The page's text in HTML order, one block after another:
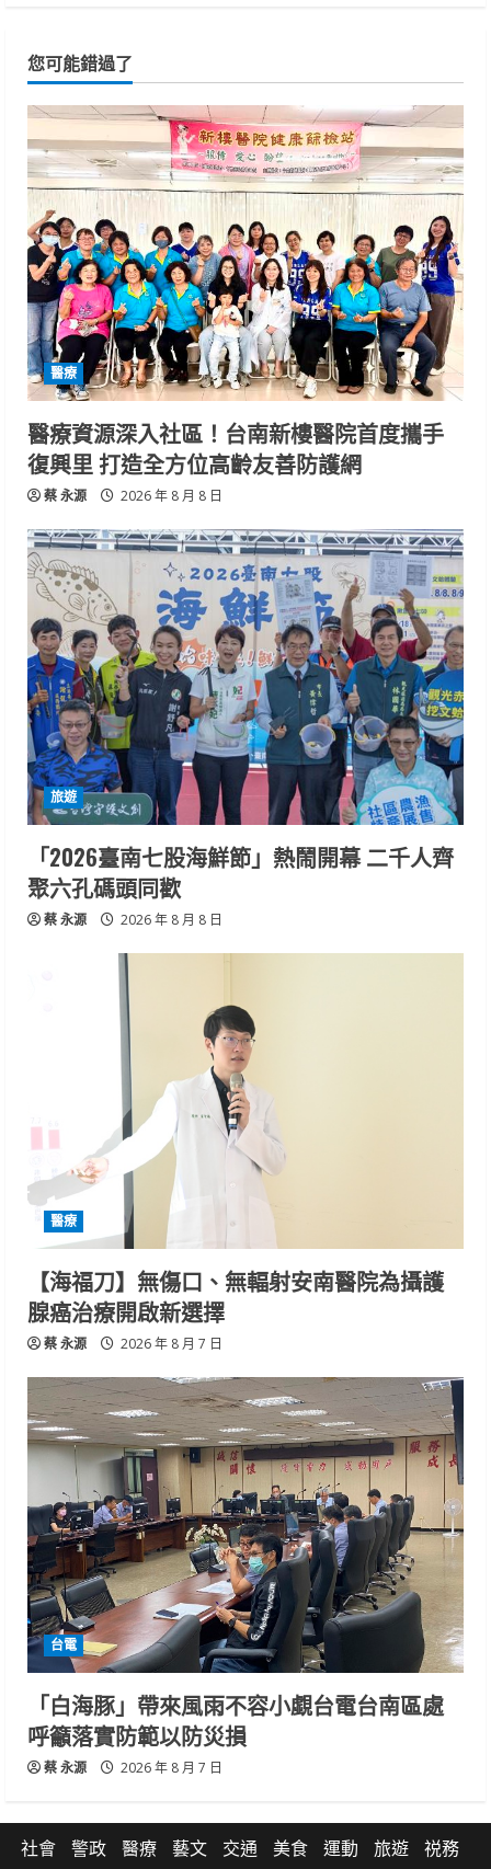
您可能錯過了
醫療
醫療資源深入社區！台南新樓醫院首度攜手
復興里 打造全方位高齡友善防護網
蔡 永源 2026 年 8 月 8 日
旅遊
「2026臺南七股海鮮節」熱鬧開幕 二千人齊
聚六孔碼頭同歡
蔡 永源 2026 年 8 月 8 日
醫療
【海福刀】無傷口、無輻射安南醫院為攝護
腺癌治療開啟新選擇
蔡 永源 2026 年 8 月 7 日
台電
「白海豚」帶來風雨不容小覷台電台南區處
呼籲落實防範以防災損
蔡 永源 2026 年 8 月 7 日
社會 警政 醫療 藝文 交通 美食 運動 旅遊
祱務